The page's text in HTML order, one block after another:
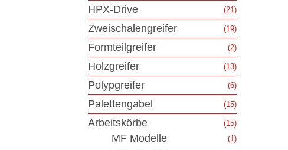
HPX-Drive (21)
Zweischalengreifer (19)
Formteilgreifer (2)
Holzgreifer (13)
Polypgreifer (6)
Palettengabel (15)
Arbeitskörbe (15)
MF Modelle (1)